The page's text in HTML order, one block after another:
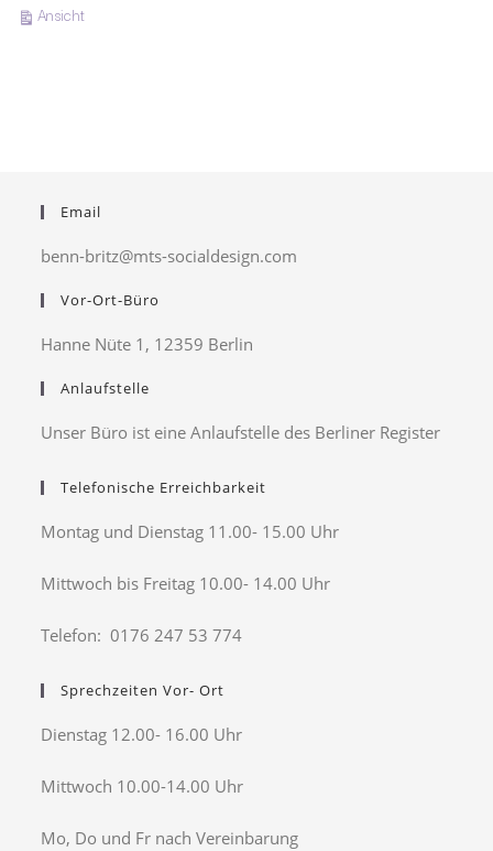
Ansichtausdrucken
Email
benn-britz@mts-socialdesign.com
Vor-Ort-Büro
Hanne Nüte 1, 12359 Berlin
Anlaufstelle
Unser Büro ist eine Anlaufstelle des Berliner Register
Telefonische Erreichbarkeit
Montag und Dienstag 11.00- 15.00 Uhr
Mittwoch bis Freitag 10.00- 14.00 Uhr
Telefon: 0176 247 53 774
Sprechzeiten Vor- Ort
Dienstag 12.00- 16.00 Uhr
Mittwoch 10.00-14.00 Uhr
Mo, Do und Fr nach Vereinbarung